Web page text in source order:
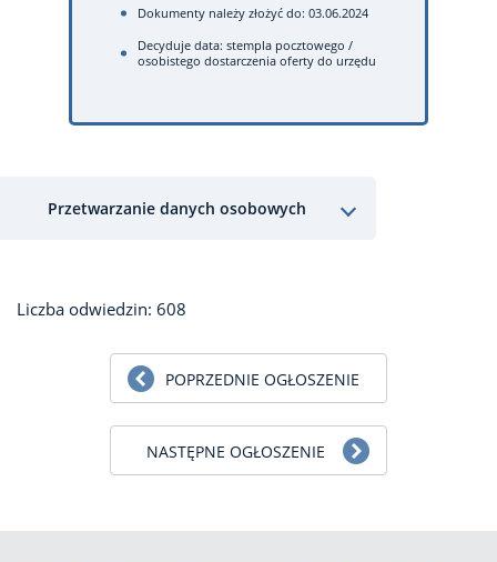
Dokumenty należy złożyć do: 03.06.2024
Decyduje data: stempla pocztowego /
osobistego dostarczenia oferty do urzędu
Przetwarzanie danych osobowych
Liczba odwiedzin: 608
POPRZEDNIE OGŁOSZENIE
NASTĘPNE OGŁOSZENIE